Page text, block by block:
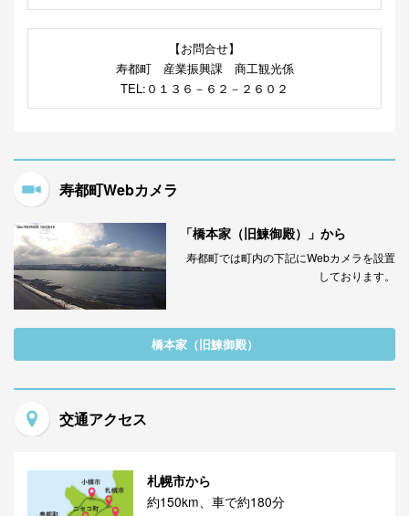
【お問合せ】
寿都町 産業振興課 商工観光係
TEL:０１３６－６２－２６０２
寿都町Webカメラ
「橋本家（旧鰊御殿）」から
寿都町では町内の下記にWebカメラを設置
しております。
橋本家（旧鰊御殿）
交通アクセス
札幌市から
約150km、車で約180分